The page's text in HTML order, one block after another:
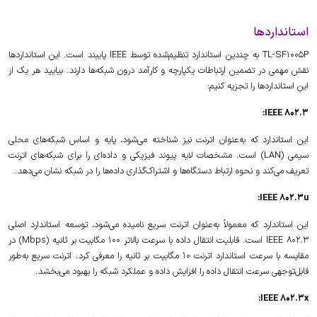
استانداردها
TL-SF1005P به چندین استاندارد تنظیم‌شده توسط IEEE پایبند است. این استانداردها
نقش مهمی در تضمین ارتباطات یکپارچه و کارآمد درون شبکه‌ها دارند. بیایید هر یک از
این استانداردها را تجزیه کنیم:
IEEE 802.3:
این استاندارد که به‌عنوان اترنت نیز شناخته می‌شود، پایه و اساس شبکه‌های محلی
سیمی (LAN) است. مشخصات لایه پیوند فیزیکی و داده‌ای را برای شبکه‌های اترنت
تعریف می‌کند و نحوه ارتباط دستگاه‌ها و اشتراک‌گذاری داده‌ها را در شبکه نشان می‌دهد.
IEEE 802.3u:
این استاندارد که معمولاً به‌عنوان اترنت سریع نامیده می‌شود، توسعه استاندارد اصلی
IEEE 802.3 است. قابلیت انتقال داده با سرعت بالاتر 100 مگابیت بر ثانیه (Mbps) در
مقایسه با سرعت استاندارد اترنت 10 مگابیت بر ثانیه را معرفی کرد. اترنت سریع به‌طور
قابل‌توجهی سرعت انتقال داده را افزایش داده و عملکرد شبکه را بهبود می‌بخشد.
IEEE 802.3x: